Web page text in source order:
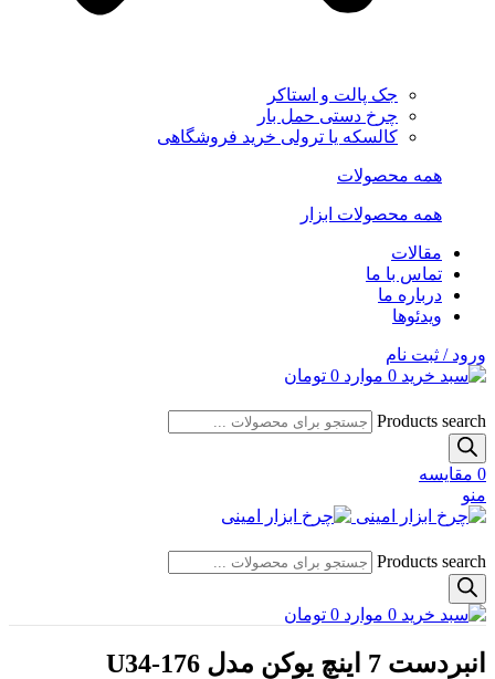
جک پالت و استاکر
چرخ دستی حمل بار
کالسکه یا ترولی خرید فروشگاهی
همه محصولات
همه محصولات ابزار
مقالات
تماس با ما
درباره ما
ویدئوها
ورود / ثبت نام
0 موارد 0 تومان
Products search
0 مقایسه
منو
Products search
0 موارد 0 تومان
انبردست 7 اینچ یوکن مدل U34-176